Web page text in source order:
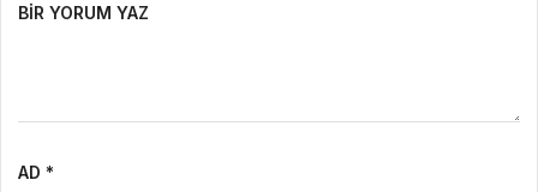
BIR YORUM YAZ
AD *